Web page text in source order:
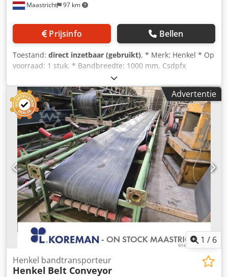
Maastricht 97 km
Prijsinfo Bellen
Toestand: direct inzetbaar (gebruikt), * Merk: Henkel * Op
voorraad: 1 stuk. * Bandbreedte: 1000 mm. Csdpfx
Akozpzpvekjrf * Aandrijving: 11 kW versnellingsbak.
Advertentie
1 / 6
Henkel bandtransporteur
Henkel Belt Conveyor